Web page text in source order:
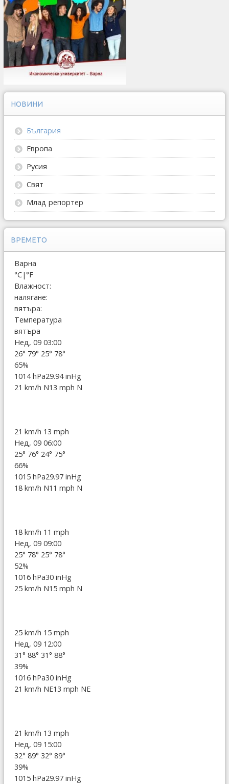
НОВИНИ
България
Европа
Русия
Свят
Млад репортер
ВРЕМЕТО
Варна
°C|°F
Влажност:
налягане:
вятъра:
Температура
вятъра
Нед, 09 03:00
26° 79° 25° 78°
65%
1014 hPa29.94 inHg
21 km/h N13 mph N
21 km/h 13 mph
Нед, 09 06:00
25° 76° 24° 75°
66%
1015 hPa29.97 inHg
18 km/h N11 mph N
18 km/h 11 mph
Нед, 09 09:00
25° 78° 25° 78°
52%
1016 hPa30 inHg
25 km/h N15 mph N
25 km/h 15 mph
Нед, 09 12:00
31° 88° 31° 88°
39%
1016 hPa30 inHg
21 km/h NE13 mph NE
21 km/h 13 mph
Нед, 09 15:00
32° 89° 32° 89°
39%
1015 hPa29.97 inHg